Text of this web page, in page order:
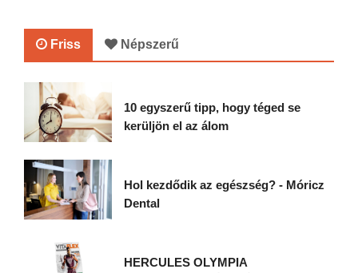
Friss Népszerű
10 egyszerű tipp, hogy téged se
kerüljön el az álom
Hol kezdődik az egészség? - Móricz
Dental
HERCULES OLYMPIA